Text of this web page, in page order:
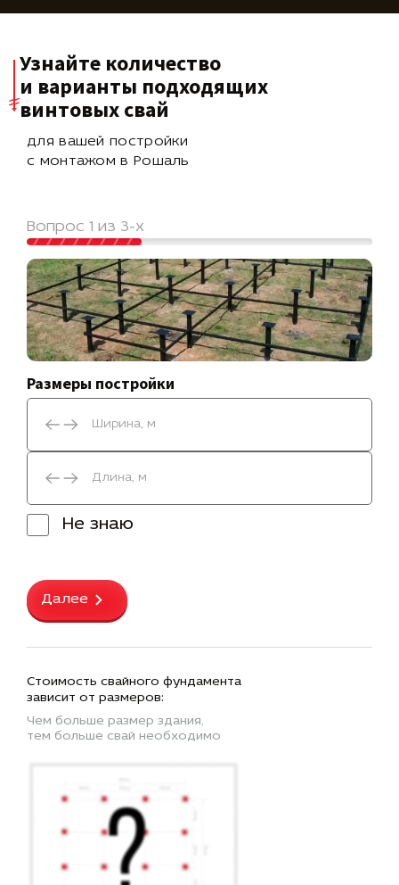
Узнайте количество
и варианты подходящих
винтовых свай
для вашей постройки
с монтажом в Рошаль
Вопрос 1 из 3-х
Размеры постройки
Не знаю
Далее
Стоимость свайного фундамента
зависит от размеров:
Чем больше размер здания,
тем больше свай необходимо